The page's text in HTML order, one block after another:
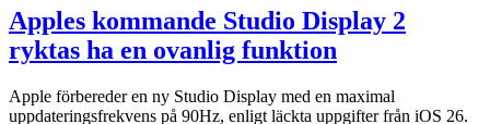
Apples kommande Studio Display 2
ryktas ha en ovanlig funktion
Apple förbereder en ny Studio Display med en maximal
uppdateringsfrekvens på 90Hz, enligt läckta uppgifter från iOS 26.